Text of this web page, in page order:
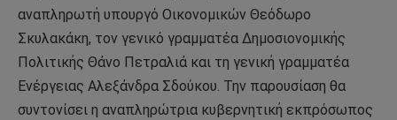
αναπληρωτή υπουργό Οικονομικών Θεόδωρο
Σκυλακάκη, τον γενικό γραμματέα Δημοσιονομικής
Πολιτικής Θάνο Πετραλιά και τη γενική γραμματέα
Ενέργειας Αλεξάνδρα Σδούκου. Την παρουσίαση θα
συντονίσει η αναπληρώτρια κυβερνητική εκπρόσωπος